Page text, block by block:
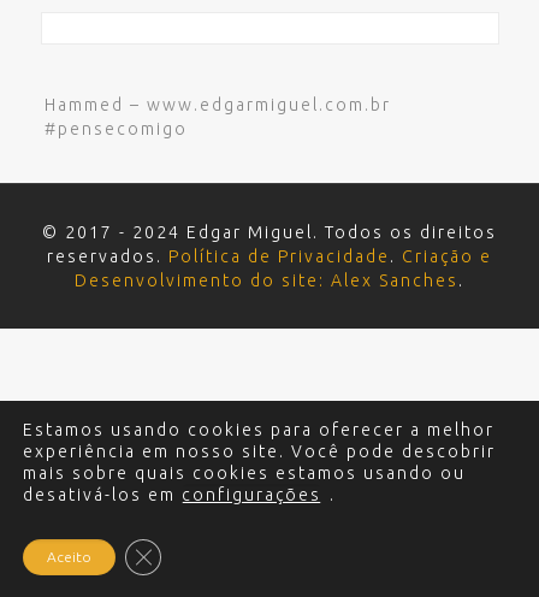
Hammed – www.edgarmiguel.com.br
#pensecomigo
© 2017 - 2024 Edgar Miguel. Todos os direitos
reservados. Política de Privacidade . Criação e
Desenvolvimento do site: Alex Sanches .
Estamos usando cookies para oferecer a melhor
experiência em nosso site. Você pode descobrir
mais sobre quais cookies estamos usando ou
desativá-los em configurações .
Aceito Close GDPR Cookie Banner